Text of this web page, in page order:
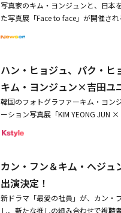
ーズン2では、自身に屈辱と傷を与
は、ベイルにとって傷を残した相手
判されるのではないかと思います」
ました。バイクアクションのために
ナイフを使ったアクションも練習し
所でアクションが繰り広げられます
アクションが登場するので、見どこ
した在日韓国人の玄理は、バビロン
flix「トランク」などで活躍したチョ
いという責任感を持って撮影に臨み
と聞いていました。また、『もし殺
ジュン、チャ・ウミン、ユナ（ITZY
めるファッションプラットフォーム
企業を舞台に、仕事での成長、恋愛
ィが今、幕を開ける。 （C）
テクノロジーを使った戦闘まで多彩
ールの存在を巡るスリリングな展開
されていくストーリー展開が世界中
られる。新たな敵の出現によって脅
と向き合っていく。守られるだけだ
なる。仲間たちとの絆、迫り来る陰
韓国ドラマの常識を覆した革新的
再び熱い視線が注がれている。この
に執着せずに残った腕を守れ」とい
姿が映し出される。次々と襲い来
は、極限状態のなかで繰り広げられ
る。さらに、「選択はジアンがしま
写真家のキム・ヨンジュンと、日本
た写真展「Face to face」が開催さ
規模なコラボレーションプロジェ
4月29日（水・祝）から5月28日（
俳優のラインナップにも注目が集ま
ミンギュ、キム・ソヒョン、キム・
フ、パク・シネ、パク・ヘス、パク
ン・ヘギョ、アン・ボヒョン、ソヒ
ァン、イ・ドンウク、イ・ビョンホ
ン・ウヒ、チュ・ヨンウ、チェ・ヒ
ン・ジョンミンら豪華な顔ぶれが名
永山瑛太、仲野太賀、夏木マリ、宮
ギリジョー、河合優実、夏帆、菊
ハン・ヒョジュ、パク・ヒ
キム・ヨンジュン×吉田ユ
韓国のフォトグラファーキム・ヨン
ーション写真展「KIM YEONG JUN ×
ルドで活躍する日韓のトップ俳優た
テーマに、「花」をモチーフとして
計124点にのぼる全て新作のビジュ
の世界観で俳優たちを彩ります。今
展は2026年4月29日（水・祝）から
カン・フン＆キム・ヘジュ
出演決定！
新ドラマ「最愛の社員」が、カン・
し、新たな推しの組み合わせで視聴